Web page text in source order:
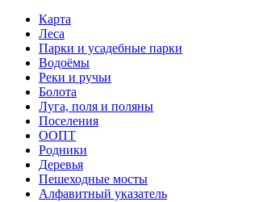
Карта
Леса
Парки и усадебные парки
Водоёмы
Реки и ручьи
Болота
Луга, поля и поляны
Поселения
ООПТ
Родники
Деревья
Пешеходные мосты
Алфавитный указатель